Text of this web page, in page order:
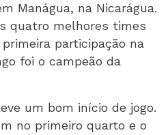
Manágua, na Nicarágua.
quatro melhores times
participação na
foi o campeão da
um bom início de jogo.
no primeiro quarto e o